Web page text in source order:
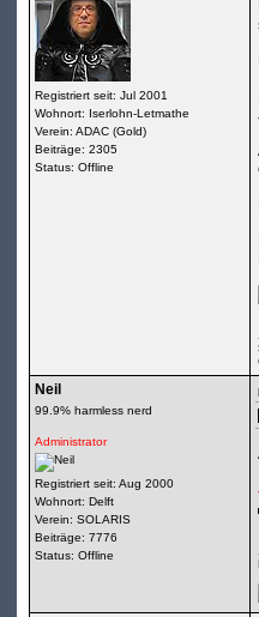
Registriert seit: Jul 2001
Wohnort: Iserlohn-Letmathe
Verein: ADAC (Gold)
Beiträge: 2305
Status: Offline
Neil
99.9% harmless nerd
Administrator
Registriert seit: Aug 2000
Wohnort: Delft
Verein: SOLARIS
Beiträge: 7776
Status: Offline